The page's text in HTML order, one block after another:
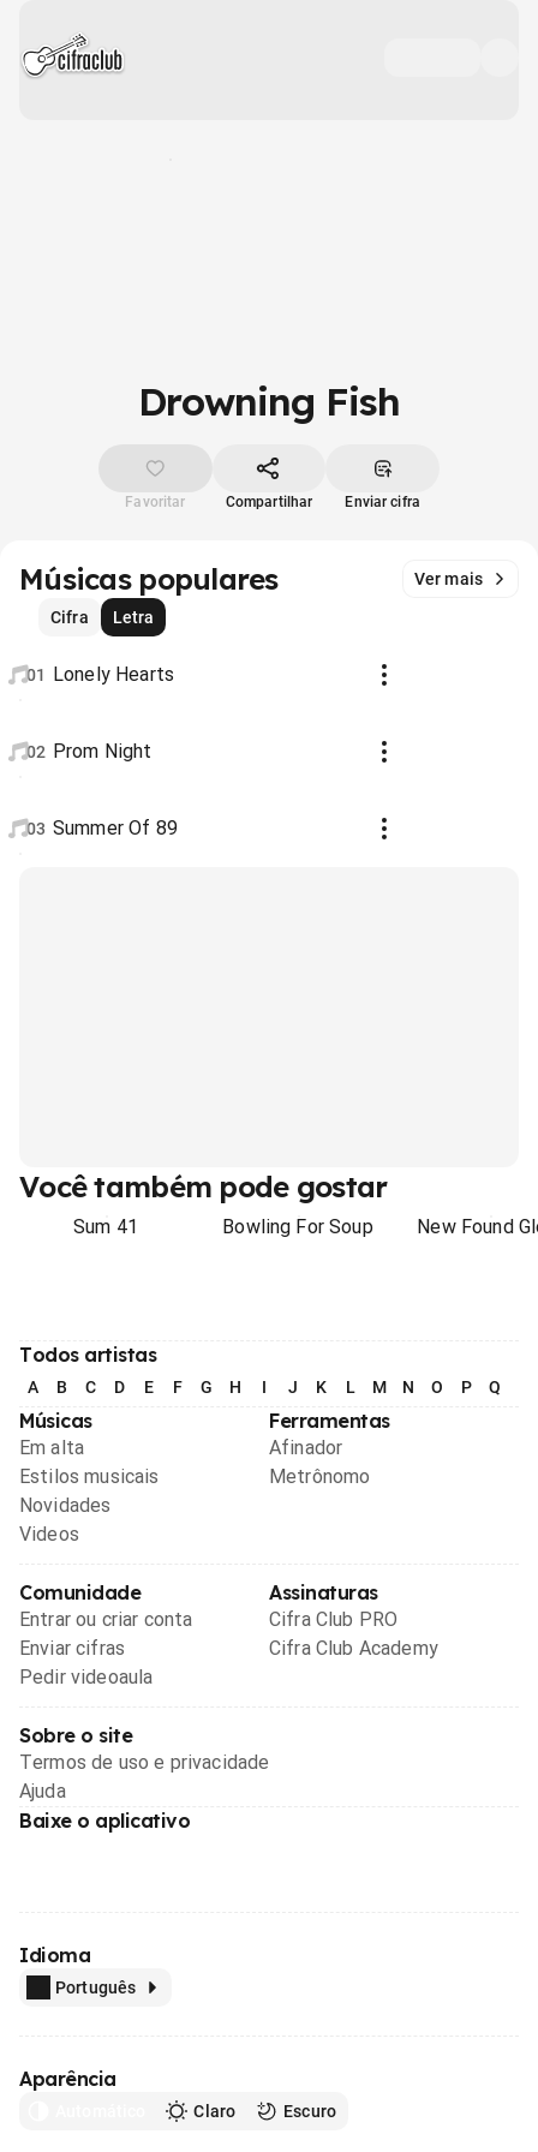
Drowning Fish
Favoritar Compartilhar Enviar cifra
Músicas populares
Ver mais
Cifra
Letra
01 Lonely Hearts
02 Prom Night
03 Summer Of 89
Você também pode gostar
Sum 41 Bowling For Soup New Found
Todos artistas
A B C D E F G H I J K L M N O P Q
Músicas
Em alta
Estilos musicais
Novidades
Videos
Ferramentas
Afinador
Metrônomo
Comunidade
Entrar ou criar conta
Enviar cifras
Pedir videoaula
Assinaturas
Cifra Club PRO
Cifra Club Academy
Sobre o site
Termos de uso e privacidade
Ajuda
Baixe o aplicativo
Idioma
Português
Aparência
Claro Escuro